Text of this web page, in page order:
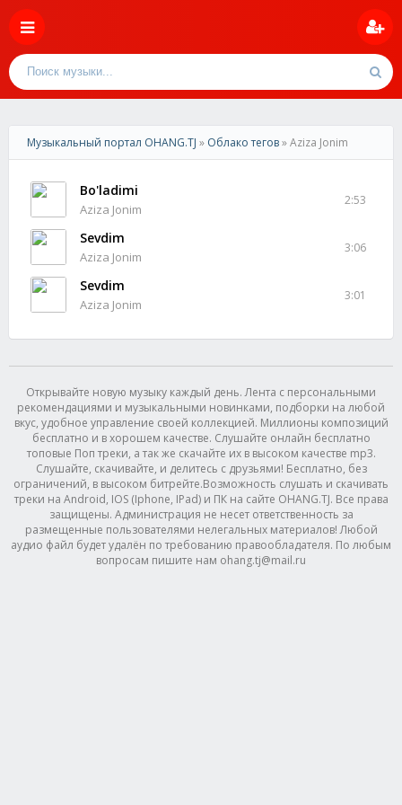
Музыкальный портал OHANG.TJ » Облако тегов» Aziza Jonim
Bo'ladimi
Aziza Jonim
2:53
Sevdim
Aziza Jonim
3:06
Sevdim
Aziza Jonim
3:01
Открывайте новую музыку каждый день. Лента с персональными
рекомендациями и музыкальными новинками, подборки на любой
вкус, удобное управление своей коллекцией. Миллионы композиций
бесплатно и в хорошем качестве. Слушайте онлайн бесплатно
топовые Поп треки, а так же скачайте их в высоком качестве mp3.
Слушайте, скачивайте, и делитесь с друзьями! Бесплатно, без
ограничений, в высоком битрейте.Возможность слушать и скачивать
треки на Android, IOS (Iphone, IPad) и ПК на сайте OHANG.TJ. Все права
защищены. Администрация не несет ответственность за
размещенные пользователями нелегальных материалов! Любой
аудио файл будет удалён по требованию правообладателя. По любым
вопросам пишите нам ohang.tj@mail.ru